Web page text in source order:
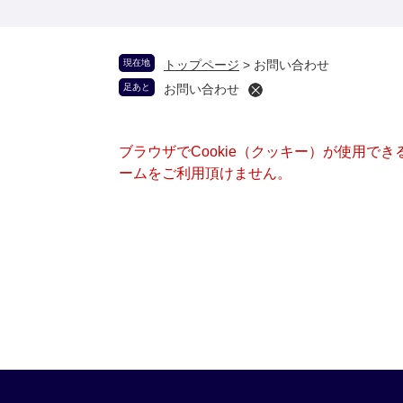
現在地 トップページ > お問い合わせ
足あと お問い合わせ
ブラウザでCookie（クッキー）が使用で
ームをご利用頂けません。